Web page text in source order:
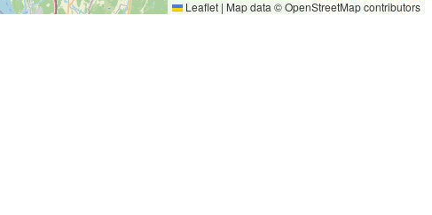
Leaflet | Map data ©OpenStreetMapcontributors